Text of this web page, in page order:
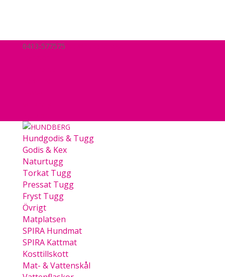
0413-577575
Hundgodis & Tugg
Godis & Kex
Naturtugg
Torkat Tugg
Pressat Tugg
Fryst Tugg
Övrigt
Matplatsen
SPIRA Hundmat
SPIRA Kattmat
Kosttillskott
Mat- & Vattenskål